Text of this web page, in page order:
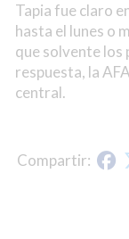
Tapia fue claro
hasta el lunes o
que solvente los
respuesta, la
central.